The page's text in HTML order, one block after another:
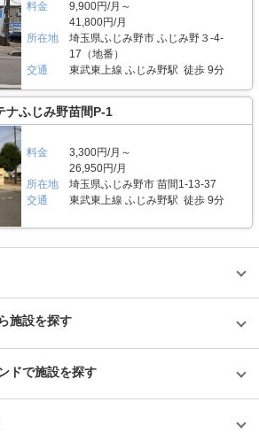
イクには乗りたいがスペースなどの兼合い上自宅
は是非お勧めしたい施設である。
います。 初期費用は6か月以上ご利用のお客様の
分の利用料が無料となります。6か月未満のご利
月分利用料（日割り）と初回保証料（賃料0.5ヶ
額費用は月額利用料のほか、管理料（1,100円/
の10%）を頂いております。お支払い方法はク
いずれかからご選択頂けます。 「ハローコンテ
鍵をお客様にてご準備頂く場合、最短で1時間程
完了致しますので、すぐにご利用頂くことも可能
ャンペーンや施設へのご質問はLIFULLトランク
気軽にお問い合わせください。 編集後記
」は業界の中でも長い事業歴を持つ株式会社渡辺
じた。この施設が所在する荒川の南側のエリアに
は数多く点在しているものの屋外型コンテナはほ
で「ハローコンテナ千住河原」は最寄りの千住大
日光街道や旧日光街道、墨堤通りなどが通り電
ため、工具、サンダーやドリルドライバーなどの
や2.0帖、木材や資材、水道パイプなどの大型荷
ズによって選択できるのも利用者にとってメリ
ころだ。屋外型施設のため、屋内型施設よりもリ
ロートランク川越石原町」。各フロアには防犯カ
て館内の状況が確認できるなど、建物自体のセキ
おります。また、万が一の際に社員や警備会社が
ため、女性一人でも安心してご利用いただけるト
て教えてください。
の大型タイプまで、月額2,442円〜36,300円(税
けます。（2019年12月現在） 株式会社渡辺住
テナ」や「ハロートランク」は、時期により各種
ります。 「ハロートランク川越石原町」も時期
ンペーンなどを実施しますので、LIFULLトラン
さい。見学ご希望の場合は電話にて遠隔のご案
ロートランク川越石原町」は当日に契約・鍵渡し
場合はメールや電話にてお問い合わせの際に合わ
事業
辺住研の強みは、長年かけて培ってきた運営ノウ
しているからだと思う。そして、その姿勢は「ハ
トランク」の運営にも見て取れる。契約時から契
でしっかり対応する環境を整えたり、トランクル
極的に行なっている株式会社渡辺住研。ご自宅の
みてはいかがだろうか。
料金
9,900円/月～
41,800円/月
所在地
埼玉県ふじみ野市 ふじみ野３-4-
17（地番）
交通
東武東上線 ふじみ野駅 徒歩 9分
ナふじみ野苗間P-1
料金
3,300円/月～
26,950円/月
所在地
埼玉県ふじみ野市 苗間1-13-37
交通
東武東上線 ふじみ野駅 徒歩 9分
施設を探す
ドで施設を探す